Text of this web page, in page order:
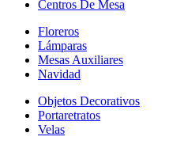
Centros De Mesa
Floreros
Lámparas
Mesas Auxiliares
Navidad
Objetos Decorativos
Portaretratos
Velas